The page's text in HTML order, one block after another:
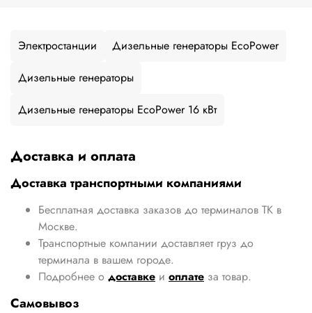
Электростанции
Дизельные генераторы EcoPower
Дизельные генераторы
Дизельные генераторы EcoPower 16 кВт
Доставка и оплата
Доставка транспортными компаниями
Бесплатная доставка заказов до терминалов ТК в
Москве.
Транспортные компании доставляет груз до
терминала в вашем городе.
Подробнее о доставке и оплате за товар.
Самовывоз